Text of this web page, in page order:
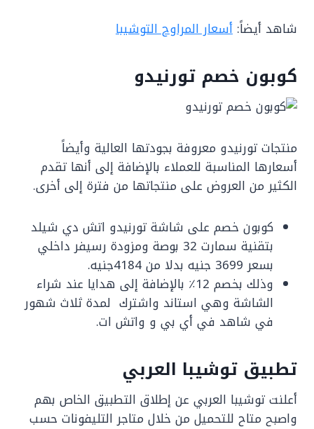
شاهد أيضاً: أسعار المراوح التوشيبا
كوبون خصم تورنيدو
منتجات تورنيدو معروفة بجودتها العالية وأيضاً
أسعارها المناسبة للعملاء بالإضافة إلى أنها تقدم
الكثير من العروض على منتجاتها من فترة إلى أخرى.
كوبون خصم على شاشة تورنيدو اتش دي شيلد
بتقنية سمارت 32 بوصة ومزودة رسيفر داخلي
بسعر 3699 جنيه بدلا من 4184جنيه.
وذلك بخصم 12٪ بالإضافة إلى هدايا عند شراء
الشاشة وهي استاند واشترك لمدة ثلاث شهور
في شاهد في أي بي و واتش ات.
تطبيق توشيبا العربي
أعلنت توشيبا العربي عن إطلاق التطبيق الخاص بهم
واصبح متاح للتحميل من خلال متاجر التليفونات حسب